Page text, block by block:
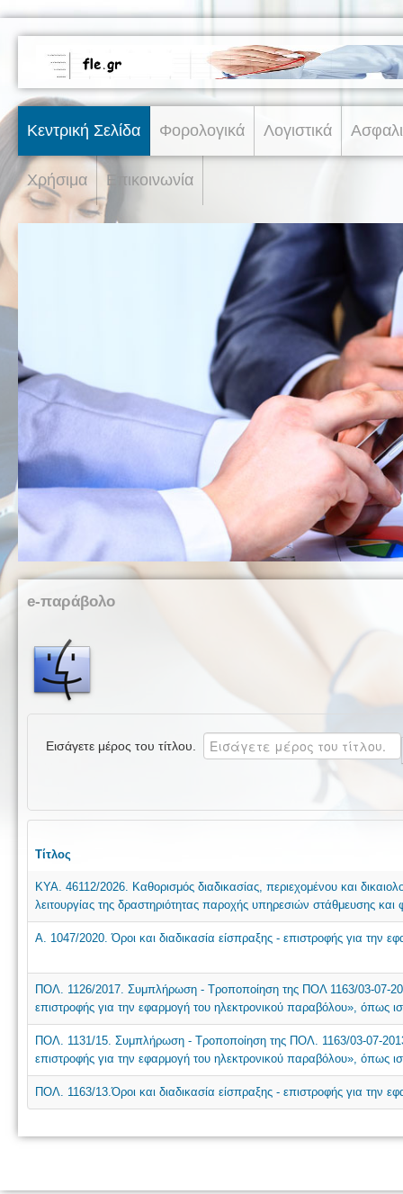
Κεντρική Σελίδα Φορολογικά Λογιστικά
Χρήσιμα Επικοινωνία
e-παράβολο
Εισάγετε μέρος του τίτλου.
Τίτλος
ΚΥΑ. 46112/2026. Καθορισμός διαδικασίας, περιεχομένου και
λειτουργίας της δραστηριότητας παροχής υπηρεσιών στάθμευσης
Α. 1047/2020. Όροι και διαδικασία είσπραξης - επιστροφής για την
ΠΟΛ. 1126/2017. Συμπλήρωση - Τροποποίηση της ΠΟΛ 1163/03-07-
επιστροφής για την εφαρμογή του ηλεκτρονικού παραβόλου», όπως
ΠΟΛ. 1131/15. Συμπλήρωση - Τροποποίηση της ΠΟΛ. 1163/03-07-
επιστροφής για την εφαρμογή του ηλεκτρονικού παραβόλου», όπως
ΠΟΛ. 1163/13.Όροι και διαδικασία είσπραξης - επιστροφής για την